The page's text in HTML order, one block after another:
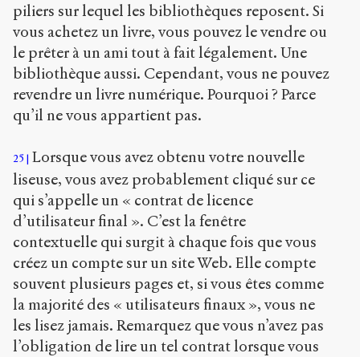
piliers sur lequel les bibliothèques reposent. Si
vous achetez un livre, vous pouvez le vendre ou
le prêter à un ami tout à fait légalement. Une
bibliothèque aussi. Cependant, vous ne pouvez
revendre un livre numérique. Pourquoi ? Parce
qu’il ne vous appartient pas.
25 Lorsque vous avez obtenu votre nouvelle
liseuse, vous avez probablement cliqué sur ce
qui s’appelle un « contrat de licence
d’utilisateur final ». C’est la fenêtre
contextuelle qui surgit à chaque fois que vous
créez un compte sur un site Web. Elle compte
souvent plusieurs pages et, si vous êtes comme
la majorité des « utilisateurs finaux », vous ne
les lisez jamais. Remarquez que vous n’avez pas
l’obligation de lire un tel contrat lorsque vous